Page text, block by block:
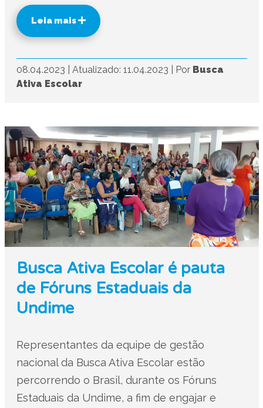
Leia mais
08.04.2023 Atualizado: 11.04.2023 Por Busca
Ativa Escolar
Busca Ativa Escolar é pauta
de Fóruns Estaduais da
Undime
Representantes da equipe de gestão
nacional da Busca Ativa Escolar estão
percorrendo o Brasil, durante os Fóruns
Estaduais da Undime, a fim de engajar e